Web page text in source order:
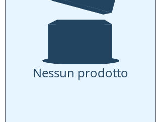
Nessun prodotto